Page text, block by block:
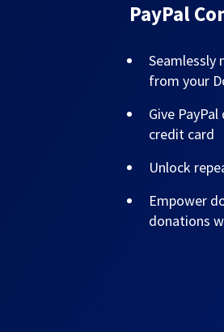
PayPal
Seamlessly
from your
Give
credit card
Unlock
Empower
donations